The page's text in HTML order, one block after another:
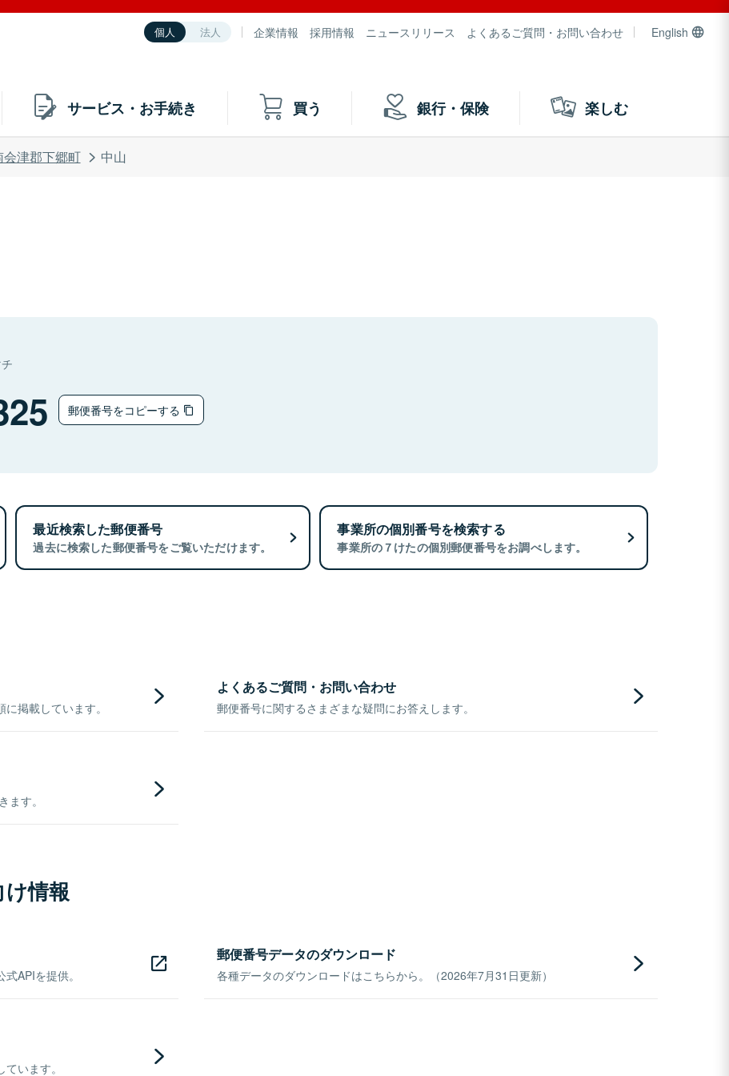
個人 法人 企業情報 採用情報 ニュースリリース よくあるご質問・お問い合わせ English
サービス・お手続き 買う 銀行・保険 楽しむ
会津郡下郷町 中山
郵便番号をコピーする
最近検索した郵便番号
過去に検索した郵便番号をご覧いただけます。
事業所の個別番号を検索する
事業所の７けたの個別郵便番号をお調べします。
掲載しています。
よくあるご質問・お問い合わせ
郵便番号に関するさまざまな疑問にお答えします。
す。
情報
APIを提供。
郵便番号データのダウンロード
各種データのダウンロードはこちらから。（2026年7月31日更新）
います。